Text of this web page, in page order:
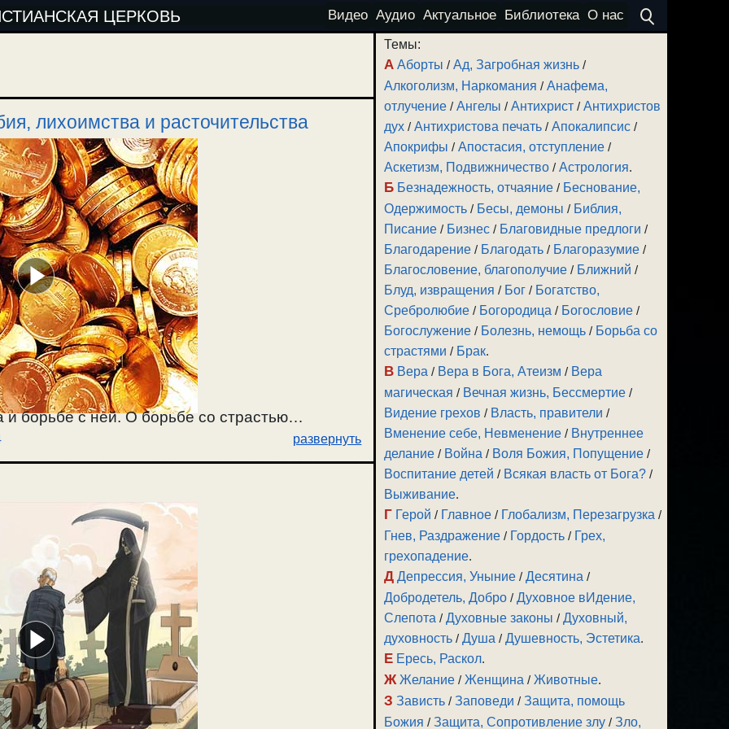
ЦЕРКОВЬ Видео Аудио Актуальное Библиотека О нас
лихоимства и расточительства
и борьбе с ней. О борьбе со страстью
души от душевного ожесточения. Как
нажились за счет других. / 22.12.2024.
развернуть
Темы:
А Аборты /Ад, Загробная жизнь /
Алкоголизм, Наркомания /Анафема,
отлучение /Ангелы /Антихрист /Антихристов
дух /Антихристова печать /Апокалипсис /
Апокрифы /Апостасия, отступление /
Аскетизм, Подвижничество /Астрология.
Б Безнадежность, отчаяние / Беснование,
Одержимость / Бесы, демоны / Библия,
Писание / Бизнес / Благовидные предлоги /
Благодарение / Благодать / Благоразумие /
Благословение, благополучие / Ближний /
Блуд, извращения / Бог / Богатство,
Сребролюбие / Богородица / Богословие /
Богослужение / Болезнь, немощь / Борьба со
страстями / Брак.
В Вера / Вера в Бога, Атеизм / Вера
магическая / Вечная жизнь, Бессмертие /
Видение грехов / Власть, правители /
Вменение себе, Невменение / Внутреннее
делание / Война / Воля Божия, Попущение /
Воспитание детей / Всякая власть от Бога? /
Выживание.
Г Герой / Главное / Глобализм, Перезагрузка /
Гнев, Раздражение / Гордость / Грех,
грехопадение.
Д Депрессия, Уныние /Десятина /
Добродетель, Добро /Духовное вИдение,
Слепота /Духовные законы /Духовный,
духовность /Душа /Душевность, Эстетика.
Е Ересь, Раскол.
Ж Желание /Женщина /Животные.
З Зависть /Заповеди /Защита, помощь
Божия /Защита, Сопротивление злу /Зло,